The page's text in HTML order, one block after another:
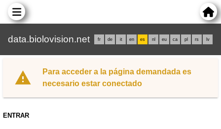
data.biolovision.net fr de it en es nl eu ca pl rs lv
Para acceder a la página demandada es
necesario estar conectado
ENTRAR